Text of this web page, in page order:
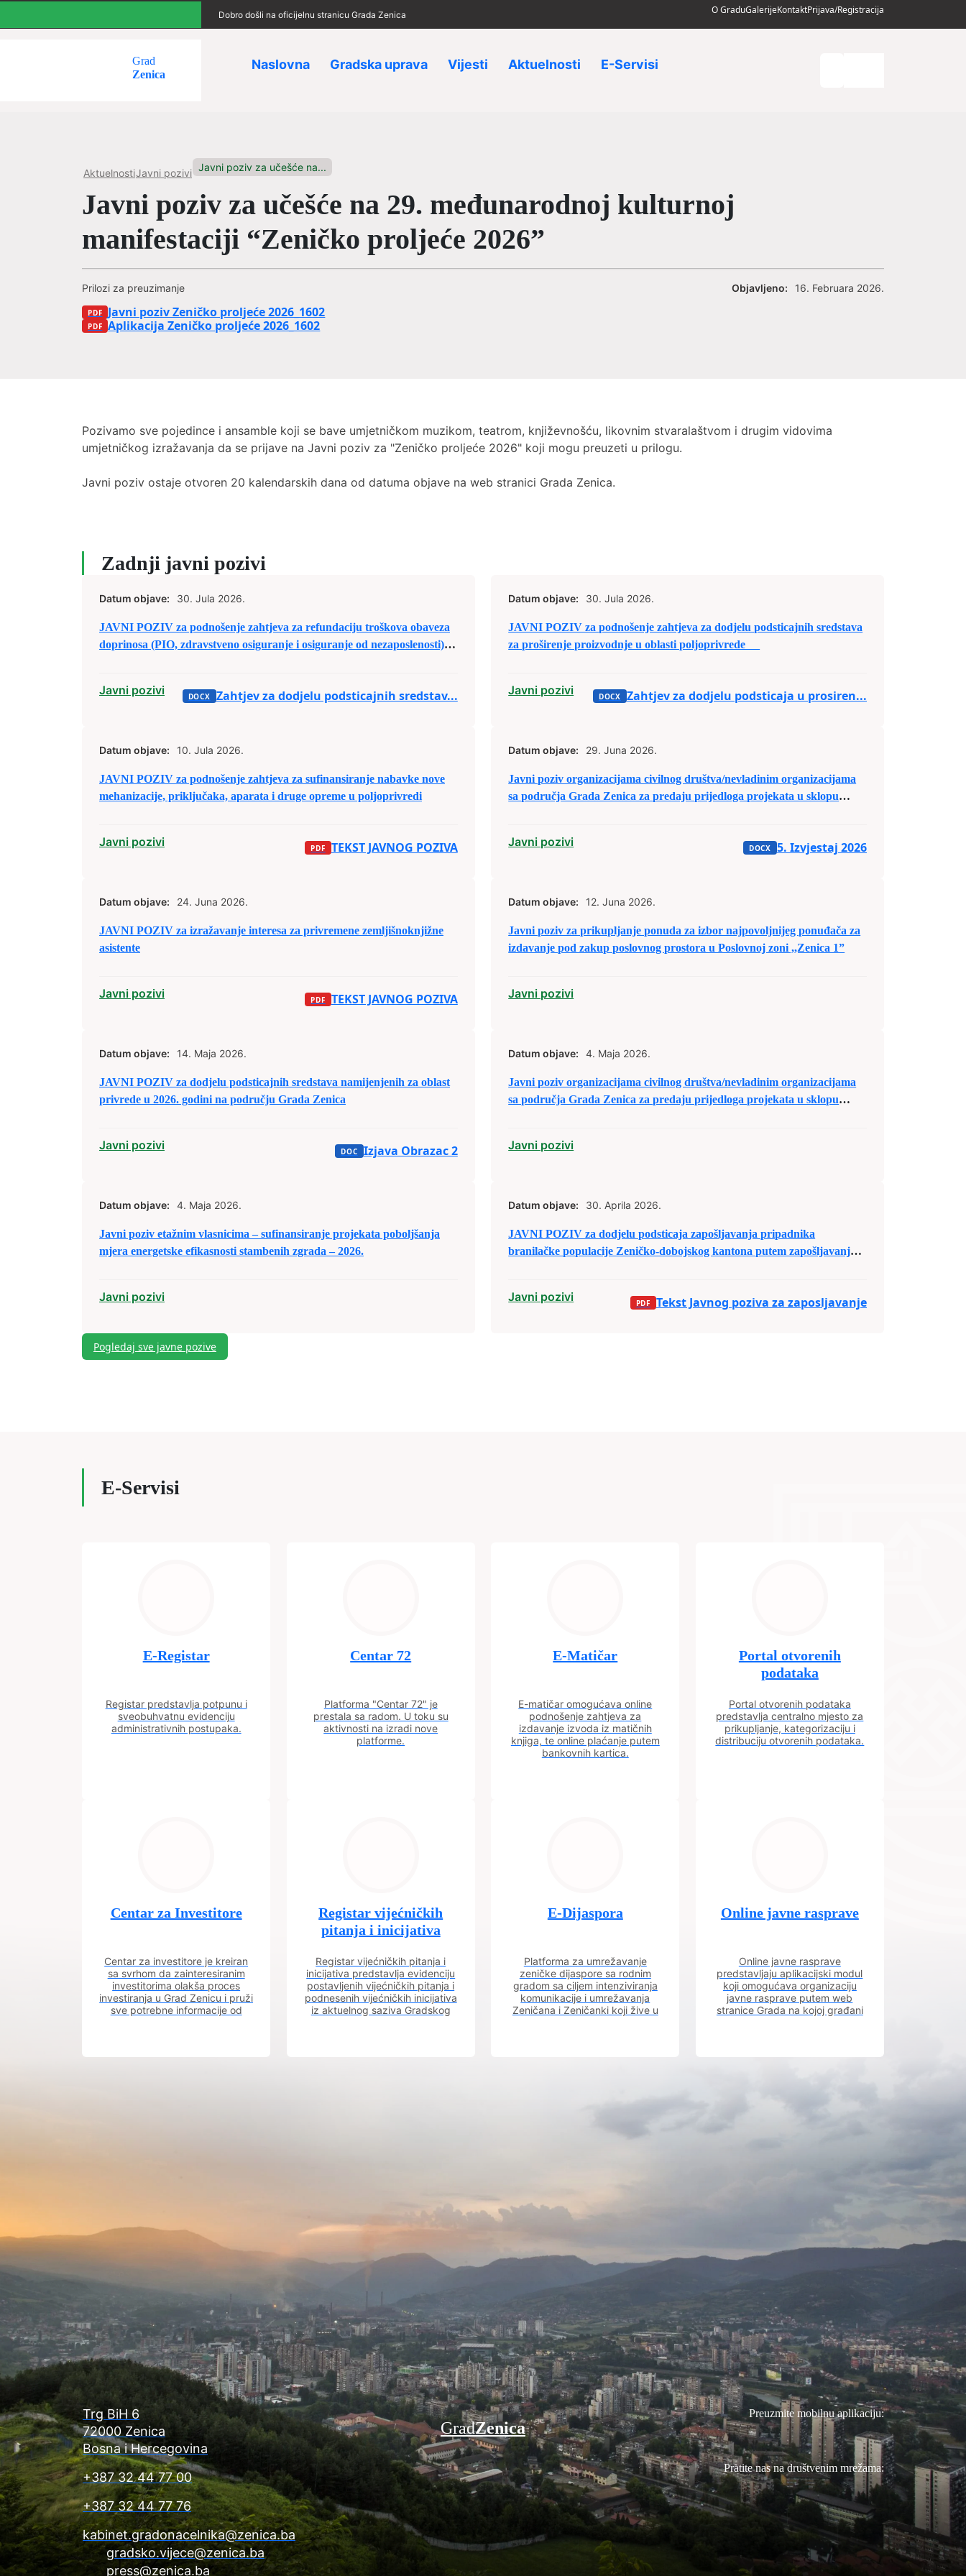
Dobro došli na oficijelnu stranicu Grada Zenica O GraduGalerijeKontaktPrijava/Registracija
Grad
Zenica
Naslovna Gradska uprava Vijesti Aktuelnosti E-Servisi
AktuelnostiJavni pozivi Javni poziv za učešće na...
Javni poziv za učešće na 29. međunarodnoj kulturnoj
manifestaciji “Zeničko proljeće 2026”
Prilozi za preuzimanje
Javni poziv Zeničko proljeće 2026_1602
Aplikacija Zeničko proljeće 2026_1602
Objavljeno: 16. Februara 2026.
Pozivamo sve pojedince i ansamble koji se bave umjetničkom muzikom, teatrom, književnošću, likovnim stvaralaštvom i drugim vidovima
umjetničkog izražavanja da se prijave na Javni poziv za "Zeničko proljeće 2026" koji mogu preuzeti u prilogu.
Javni poziv ostaje otvoren 20 kalendarskih dana od datuma objave na web stranici Grada Zenica.
Zadnji javni pozivi
Datum objave: 30. Jula 2026.
JAVNI POZIV za podnošenje zahtjeva za refundaciju troškova obaveza
doprinosa (PIO, zdravstveno osiguranje i osiguranje od nezaposlenosti)
Javni pozivi Zahtjev za dodjelu podsticajnih sredstav...
Datum objave: 30. Jula 2026.
JAVNI POZIV za podnošenje zahtjeva za dodjelu podsticajnih sredstava
za proširenje proizvodnje u oblasti poljoprivrede
Javni pozivi Zahtjev za dodjelu podsticaja u prosiren...
Datum objave: 10. Jula 2026.
JAVNI POZIV za podnošenje zahtjeva za sufinansiranje nabavke nove
mehanizacije, priključaka, aparata i druge opreme u poljoprivredi
Javni pozivi TEKST JAVNOG POZIVA
Datum objave: 29. Juna 2026.
Javni poziv organizacijama civilnog društva/nevladinim organizacijama
sa područja Grada Zenica za predaju prijedloga projekata u sklopu
Javni pozivi 5. Izvjestaj 2026
Datum objave: 24. Juna 2026.
JAVNI POZIV za izražavanje interesa za privremene zemljišnoknjižne
asistente
Javni pozivi TEKST JAVNOG POZIVA
Datum objave: 12. Juna 2026.
Javni poziv za prikupljanje ponuda za izbor najpovoljnijeg ponuđača za
izdavanje pod zakup poslovnog prostora u Poslovnoj zoni ,,Zenica 1”
Javni pozivi
Datum objave: 14. Maja 2026.
JAVNI POZIV za dodjelu podsticajnih sredstava namijenjenih za oblast
privrede u 2026. godini na području Grada Zenica
Javni pozivi Izjava Obrazac 2
Datum objave: 4. Maja 2026.
Javni poziv organizacijama civilnog društva/nevladinim organizacijama
sa područja Grada Zenica za predaju prijedloga projekata u sklopu
Javni pozivi
Datum objave: 4. Maja 2026.
Javni poziv etažnim vlasnicima – sufinansiranje projekata poboljšanja
mjera energetske efikasnosti stambenih zgrada – 2026.
Javni pozivi
Datum objave: 30. Aprila 2026.
JAVNI POZIV za dodjelu podsticaja zapošljavanja pripadnika
branilačke populacije Zeničko-dobojskog kantona putem zapošljavanja u
Javni pozivi Tekst Javnog poziva za zaposljavanje
Pogledaj sve javne pozive
E-Servisi
E-Registar
Registar predstavlja potpunu i
sveobuhvatnu evidenciju
administrativnih postupaka.
Centar 72
Platforma "Centar 72" je
prestala sa radom. U toku su
aktivnosti na izradi nove
platforme.
E-Matičar
E-matičar omogućava online
podnošenje zahtjeva za
izdavanje izvoda iz matičnih
knjiga, te online plaćanje putem
bankovnih kartica.
Portal otvorenih
podataka
Portal otvorenih podataka
predstavlja centralno mjesto za
prikupljanje, kategorizaciju i
distribuciju otvorenih podataka.
Centar za Investitore
Centar za investitore je kreiran
sa svrhom da zainteresiranim
investitorima olakša proces
investiranja u Grad Zenicu i pruži
sve potrebne informacije od
Registar vijećničkih
pitanja i inicijativa
Registar vijećničkih pitanja i
inicijativa predstavlja evidenciju
postavljenih vijećničkih pitanja i
podnesenih vijećničkih inicijativa
iz aktuelnog saziva Gradskog
E-Dijaspora
Platforma za umrežavanje
zeničke dijaspore sa rodnim
gradom sa ciljem intenziviranja
komunikacije i umrežavanja
Zeničana i Zeničanki koji žive u
Online javne rasprave
Online javne rasprave
predstavljaju aplikacijski modul
koji omogućava organizaciju
javne rasprave putem web
stranice Grada na kojoj građani
Trg BiH 6
72000 Zenica
Bosna i Hercegovina
+387 32 44 77 00
+387 32 44 77 76
kabinet.gradonacelnika@zenica.ba
gradsko.vijece@zenica.ba
press@zenica.ba
GradZenica
Preuzmite mobilnu aplikaciju:
Pratite nas na društvenim mrežama: